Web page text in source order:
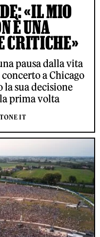
«IL MIO
È UNA
CRITICHE»
pausa dalla vita
a Chicago
la sua decisione
prima volta
IT